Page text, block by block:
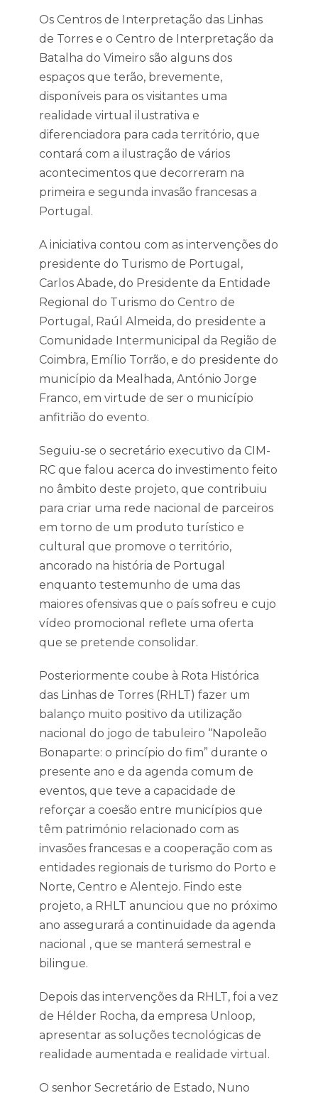
Os Centros de Interpretação das Linhas
de Torres e o Centro de Interpretação da
Batalha do Vimeiro são alguns dos
espaços que terão, brevemente,
disponíveis para os visitantes uma
realidade virtual ilustrativa e
diferenciadora para cada território, que
contará com a ilustração de vários
acontecimentos que decorreram na
primeira e segunda invasão francesas a
Portugal.
A iniciativa contou com as intervenções do
presidente do Turismo de Portugal,
Carlos Abade, do Presidente da Entidade
Regional do Turismo do Centro de
Portugal, Raúl Almeida, do presidente a
Comunidade Intermunicipal da Região de
Coimbra, Emílio Torrão, e do presidente do
município da Mealhada, António Jorge
Franco, em virtude de ser o município
anfitrião do evento.
Seguiu-se o secretário executivo da CIM-
RC que falou acerca do investimento feito
no âmbito deste projeto, que contribuiu
para criar uma rede nacional de parceiros
em torno de um produto turístico e
cultural que promove o território,
ancorado na história de Portugal
enquanto testemunho de uma das
maiores ofensivas que o país sofreu e cujo
vídeo promocional reflete uma oferta
que se pretende consolidar.
Posteriormente coube à Rota Histórica
das Linhas de Torres (RHLT) fazer um
balanço muito positivo da utilização
nacional do jogo de tabuleiro “Napoleão
Bonaparte: o princípio do fim” durante o
presente ano e da agenda comum de
eventos, que teve a capacidade de
reforçar a coesão entre municípios que
têm património relacionado com as
invasões francesas e a cooperação com as
entidades regionais de turismo do Porto e
Norte, Centro e Alentejo. Findo este
projeto, a RHLT anunciou que no próximo
ano assegurará a continuidade da agenda
nacional , que se manterá semestral e
bilingue.
Depois das intervenções da RHLT, foi a vez
de Hélder Rocha, da empresa Unloop,
apresentar as soluções tecnológicas de
realidade aumentada e realidade virtual.
O senhor Secretário de Estado, Nuno